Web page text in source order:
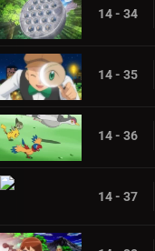
14 - 34
14 - 35
14 - 36
14 - 37